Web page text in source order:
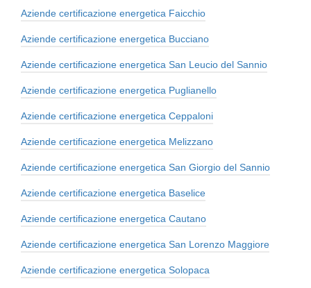
Aziende certificazione energetica Faicchio
Aziende certificazione energetica Bucciano
Aziende certificazione energetica San Leucio del Sannio
Aziende certificazione energetica Puglianello
Aziende certificazione energetica Ceppaloni
Aziende certificazione energetica Melizzano
Aziende certificazione energetica San Giorgio del Sannio
Aziende certificazione energetica Baselice
Aziende certificazione energetica Cautano
Aziende certificazione energetica San Lorenzo Maggiore
Aziende certificazione energetica Solopaca